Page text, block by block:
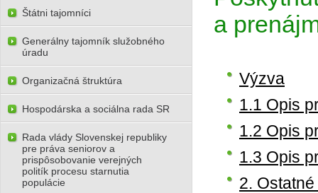
a
Výzva
1.1 Opis
1.2 Opis
1.3 Opis
2.
Štátni tajomníci
Generálny tajomník služobného
úradu
Organizačná štruktúra
Hospodárska a sociálna rada SR
Rada vlády Slovenskej republiky
pre práva seniorov a
prispôsobovanie verejných
politík procesu starnutia
populácie